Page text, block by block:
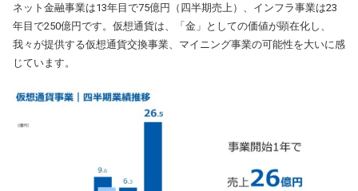
ネット金融事業は13年目で75億円（四半期売上）、インフラ事業は23
年目で250億円です。仮想通貨は、「金」としての価値が顕在化し、
我々が提供する仮想通貨交換事業、マイニング事業の可能性を大いに感
じています。